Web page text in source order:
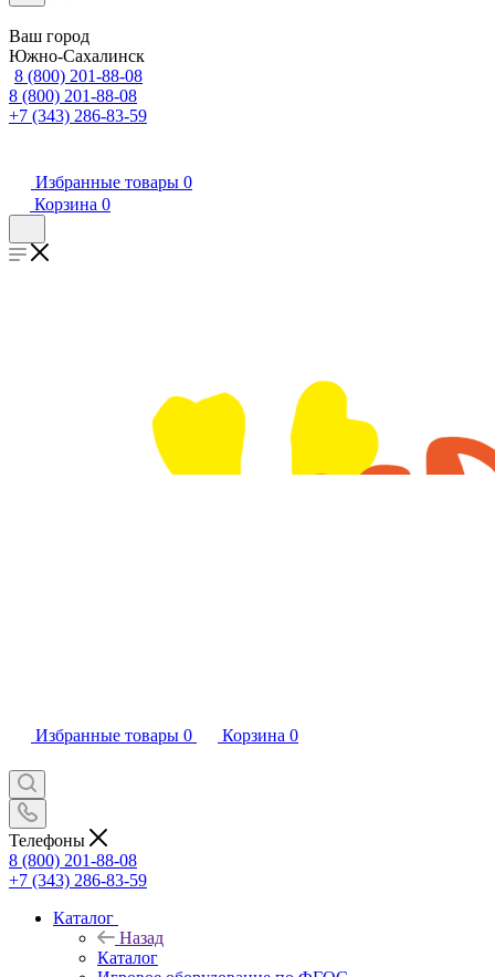
Ваш город
Южно-Сахалинск
8 (800) 201-88-08
8 (800) 201-88-08
+7 (343) 286-83-59
Избранные товары 0
Корзина 0
Избранные товары 0 Корзина 0
Телефоны
8 (800) 201-88-08
+7 (343) 286-83-59
Каталог
Назад
Каталог